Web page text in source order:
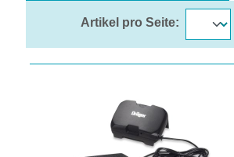
Artikel pro Seite: